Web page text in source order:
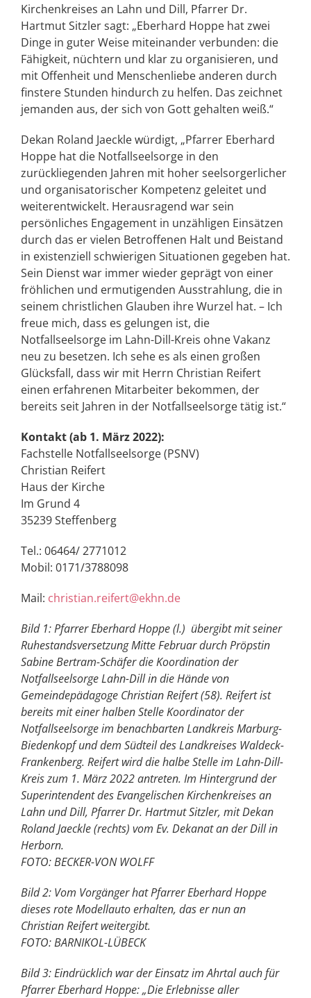
Kirchenkreises an Lahn und Dill, Pfarrer Dr.
Hartmut Sitzler sagt: „Eberhard Hoppe hat zwei
Dinge in guter Weise miteinander verbunden: die
Fähigkeit, nüchtern und klar zu organisieren, und
mit Offenheit und Menschenliebe anderen durch
finstere Stunden hindurch zu helfen. Das zeichnet
jemanden aus, der sich von Gott gehalten weiß.“
Dekan Roland Jaeckle würdigt, „Pfarrer Eberhard
Hoppe hat die Notfallseelsorge in den
zurückliegenden Jahren mit hoher seelsorgerlicher
und organisatorischer Kompetenz geleitet und
weiterentwickelt. Herausragend war sein
persönliches Engagement in unzähligen Einsätzen
durch das er vielen Betroffenen Halt und Beistand
in existenziell schwierigen Situationen gegeben hat.
Sein Dienst war immer wieder geprägt von einer
fröhlichen und ermutigenden Ausstrahlung, die in
seinem christlichen Glauben ihre Wurzel hat. – Ich
freue mich, dass es gelungen ist, die
Notfallseelsorge im Lahn-Dill-Kreis ohne Vakanz
neu zu besetzen. Ich sehe es als einen großen
Glücksfall, dass wir mit Herrn Christian Reifert
einen erfahrenen Mitarbeiter bekommen, der
bereits seit Jahren in der Notfallseelsorge tätig ist.“
Kontakt (ab 1. März 2022):
Fachstelle Notfallseelsorge (PSNV)
Christian Reifert
Haus der Kirche
Im Grund 4
35239 Steffenberg
Tel.: 06464/ 2771012
Mobil: 0171/3788098
Mail: christian.reifert@ekhn.de
Bild 1: Pfarrer Eberhard Hoppe (l.) übergibt mit seiner
Ruhestandsversetzung Mitte Februar durch Pröpstin
Sabine Bertram-Schäfer die Koordination der
Notfallseelsorge Lahn-Dill in die Hände von
Gemeindepädagoge Christian Reifert (58). Reifert ist
bereits mit einer halben Stelle Koordinator der
Notfallseelsorge im benachbarten Landkreis Marburg-
Biedenkopf und dem Südteil des Landkreises Waldeck-
Frankenberg. Reifert wird die halbe Stelle im Lahn-Dill-
Kreis zum 1. März 2022 antreten. Im Hintergrund der
Superintendent des Evangelischen Kirchenkreises an
Lahn und Dill, Pfarrer Dr. Hartmut Sitzler, mit Dekan
Roland Jaeckle (rechts) vom Ev. Dekanat an der Dill in
Herborn.
FOTO: BECKER-VON WOLFF
Bild 2: Vom Vorgänger hat Pfarrer Eberhard Hoppe
dieses rote Modellauto erhalten, das er nun an
Christian Reifert weitergibt.
FOTO: BARNIKOL-LÜBECK
Bild 3: Eindrücklich war der Einsatz im Ahrtal auch für
Pfarrer Eberhard Hoppe: „Die Erlebnisse aller